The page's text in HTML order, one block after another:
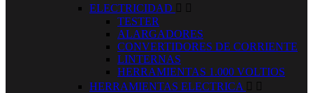
ELECTRICIDAD  
TESTER
ALARGADORES
CONVERTIDORES DE CORRIENTE
LINTERNAS
HERRAMIENTAS 1.000 VOLTIOS
HERRAMIENTAS ELECTRICA  